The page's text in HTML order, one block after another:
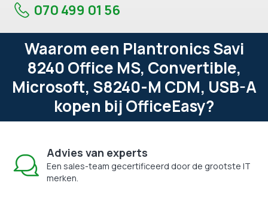
070 499 01 56
Waarom een Plantronics Savi
8240 Office MS, Convertible,
Microsoft, S8240-M CDM, USB-A
kopen bij OfficeEasy?
Advies van experts
Een sales-team gecertificeerd door de grootste IT
merken.